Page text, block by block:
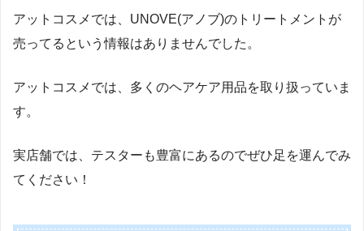
アットコスメでは、UNOVE(アノブ)のトリートメントが
売ってるという情報はありませんでした。
アットコスメでは、多くのヘアケア用品を取り扱っていま
す。
実店舗では、テスターも豊富にあるのでぜひ足を運んでみ
てください！